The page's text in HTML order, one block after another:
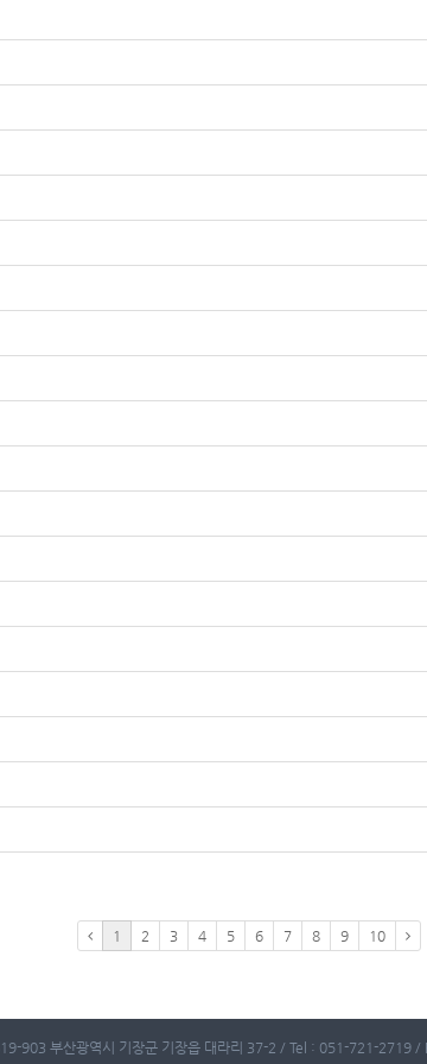
1 2 3 4 5 6 7 8 9 10
903 부산광역시 기장군 기장읍 대라리 37-2 / Tel : 051-721-2719 /